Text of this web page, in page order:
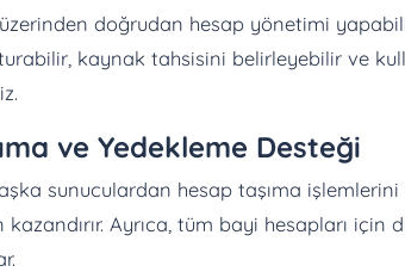
doğrudan hesap yönetimi
kaynak tahsisini belirleyebilir ve
ve Yedekleme Desteği
sunuculardan hesap taşıma
Ayrıca, tüm bayi hesapları için